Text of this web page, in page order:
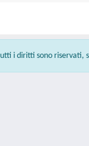
i diritti sono riservati,